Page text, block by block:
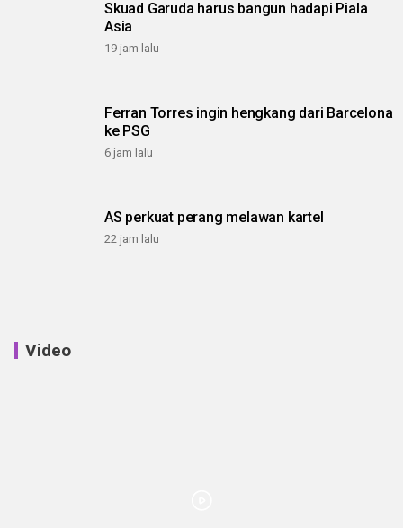
Skuad Garuda harus bangun hadapi Piala
Asia
19 jam lalu
Ferran Torres ingin hengkang dari Barcelona
ke PSG
6 jam lalu
AS perkuat perang melawan kartel
22 jam lalu
Video